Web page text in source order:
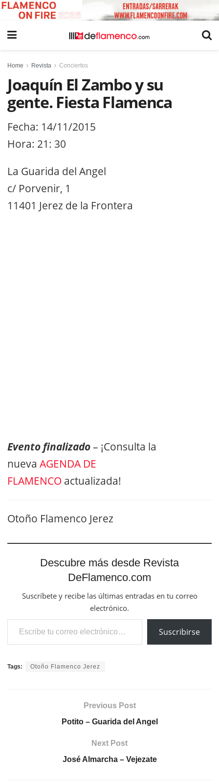
Home Revista Conciertos
Joaquín El Zambo y su
gente. Fiesta Flamenca
Fecha: 14/11/2015
Hora: 21: 30
La Guarida del Angel
c/ Porvenir, 1
11401 Jerez de la Frontera
Evento finalizado– ¡Consulta la
nueva AGENDA DE
FLAMENCO actualizada!
Otoño Flamenco Jerez
Descubre más desde Revista
DeFlamenco.com
Suscríbete y recibe las últimas entradas en tu correo
electrónico.
Escribe tu correo electrónico…
Suscribirse
Tags: Otoño Flamenco Jerez
Previous Post
Potito – Guarida del Angel
Next Post
José Almarcha – Vejezate